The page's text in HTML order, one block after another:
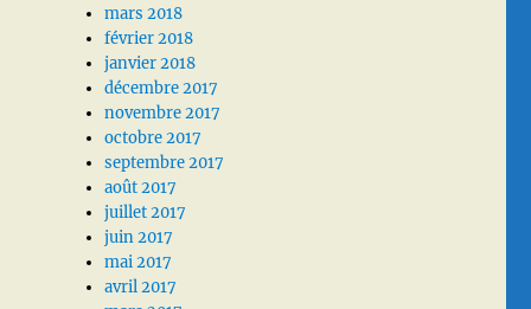
mars 2018
février 2018
janvier 2018
décembre 2017
novembre 2017
octobre 2017
septembre 2017
août 2017
juillet 2017
juin 2017
mai 2017
avril 2017